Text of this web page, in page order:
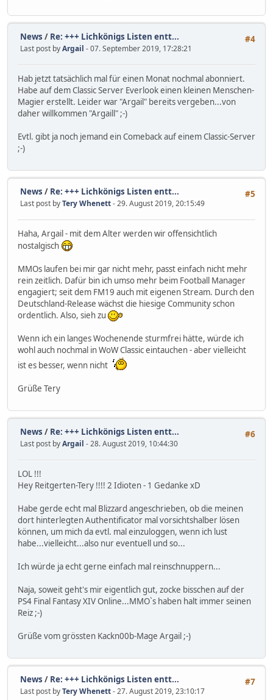
#4
News / Re: +++ Lichkönigs Listen entt...
Last post byArgail - 07. September 2019, 17:28:21
Hab jetzt tatsächlich mal für einen Monat nochmal abonniert.
Habe auf dem Classic Server Everlook einen kleinen Menschen-
Magier erstellt. Leider war "Argail" bereits vergeben...von
daher willkommen "Argaill" ;-)
Evtl. gibt ja noch jemand ein Comeback auf einem Classic-Server
;-)
#5
News / Re: +++ Lichkönigs Listen entt...
Last post byTery Whenett- 29. August 2019, 20:15:49
Haha, Argail - mit dem Alter werden wir offensichtlich
nostalgisch
MMOs laufen bei mir gar nicht mehr, passt einfach nicht mehr
rein zeitlich. Dafür bin ich umso mehr beim Football Manager
engagiert; seit dem FM19 auch mit eigenen Stream. Durch den
Deutschland-Release wächst die hiesige Community schon
ordentlich. Also, sieh zu
Wenn ich ein langes Wochenende sturmfrei hätte, würde ich
wohl auch nochmal in WoW Classic eintauchen - aber vielleicht
ist es besser, wenn nicht
Grüße Tery
#6
News / Re: +++ Lichkönigs Listen entt...
Last post byArgail - 28. August 2019, 10:44:30
LOL !!!
Hey Reitgerten-Tery !!!! 2 Idioten - 1 Gedanke xD
Habe gerde echt mal Blizzard angeschrieben, ob die meinen
dort hinterlegten Authentificator mal vorsichtshalber lösen
können, um mich da evtl. mal einzuloggen, wenn ich lust
habe...vielleicht...also nur eventuell und so...
Ich würde ja echt gerne einfach mal reinschnuppern...
Naja, soweit geht's mir eigentlich gut, zocke bisschen auf der
PS4 Final Fantasy XIV Online...MMO`s haben halt immer seinen
Reiz ;-)
Grüße vom grössten Kackn00b-Mage Argail ;-)
#7
News / Re: +++ Lichkönigs Listen entt...
Last post byTery Whenett- 27. August 2019, 23:10:17